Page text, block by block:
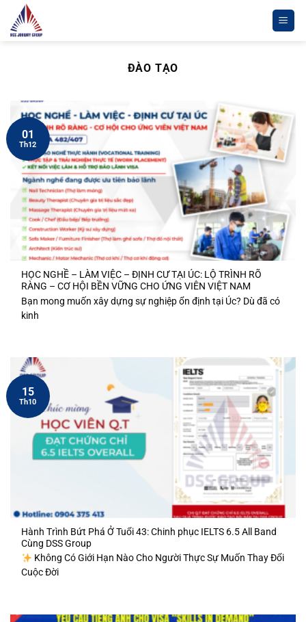
Chuyển
đến
ĐÀO TẠO
HỌC NGHỀ – LÀM VIỆC – ĐỊNH CƯ TẠI ÚC: LỘ TRÌNH RÕ
RÀNG – CƠ HỘI BỀN VỮNG CHO ỨNG VIÊN VIỆT NAM
Bạn mong muốn xây dựng sự nghiệp ổn định tại Úc? Dù đã có
kinh
01
Th12
Hành Trình Bứt Phá Ở Tuổi 43: Chinh phục IELTS 6.5 All Band
Cùng DSS Group
Không Có Giới Hạn Nào Cho Người Thực Sự Muốn Thay Đổi
Cuộc Đời
15
Th10